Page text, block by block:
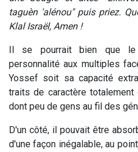
taguèn 'alénou" puis priez.
Klal Israël, Amen !
Il se pourrait bien que
personnalité aux multiples
Yossef soit sa capacité
traits de caractère totalement
dont peu de gens au fil des
D'un côté, il pouvait être
d'une façon inégalable, au